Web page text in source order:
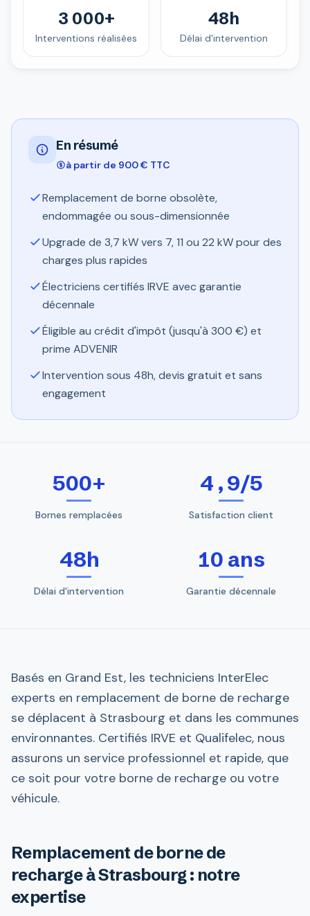
3 000+
Interventions réalisées
48h
Délai d'intervention
En résumé
à partir de 900 € TTC
Remplacement de borne obsolète,
endommagée ou sous-dimensionnée
Upgrade de 3,7 kW vers 7, 11 ou 22 kW pour des
charges plus rapides
Électriciens certifiés IRVE avec garantie
décennale
Éligible au crédit d'impôt (jusqu'à 300 €) et
prime ADVENIR
Intervention sous 48h, devis gratuit et sans
engagement
500+
Bornes remplacées
4,9/5
Satisfaction client
48h
Délai d'intervention
10 ans
Garantie décennale
Basés en Grand Est, les techniciens InterElec
experts en remplacement de borne de recharge
se déplacent à Strasbourg et dans les communes
environnantes. Certifiés IRVE et Qualifelec, nous
assurons un service professionnel et rapide, que
ce soit pour votre borne de recharge ou votre
véhicule.
Remplacement de borne de
recharge à Strasbourg : notre
expertise